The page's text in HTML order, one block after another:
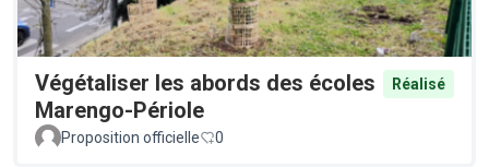
Végétaliser les abords des écoles
Marengo-Périole
Réalisé
Proposition officielle 0